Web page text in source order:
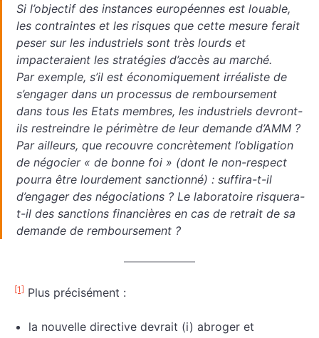
Si l’objectif des instances européennes est louable,
les contraintes et les risques que cette mesure ferait
peser sur les industriels sont très lourds et
impacteraient les stratégies d’accès au marché.
Par exemple, s’il est économiquement irréaliste de
s’engager dans un processus de remboursement
dans tous les Etats membres, les industriels devront-
ils restreindre le périmètre de leur demande d’AMM ?
Par ailleurs, que recouvre concrètement l’obligation
de négocier « de bonne foi » (dont le non-respect
pourra être lourdement sanctionné) : suffira-t-il
d’engager des négociations ? Le laboratoire risquera-
t-il des sanctions financières en cas de retrait de sa
demande de remboursement ?
[1] Plus précisément :
la nouvelle directive devrait (i) abroger et